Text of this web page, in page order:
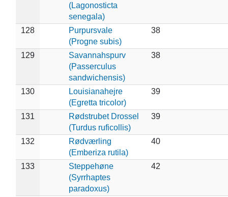
(Lagonosticta
senegala)
128
Purpursvale
(Progne subis)
38
129
Savannahspurv
(Passerculus
sandwichensis)
38
130
Louisianahejre
(Egretta tricolor)
39
131
Rødstrubet Drossel
(Turdus ruficollis)
39
132
Rødværling
(Emberiza rutila)
40
133
Steppehøne
(Syrrhaptes
paradoxus)
42